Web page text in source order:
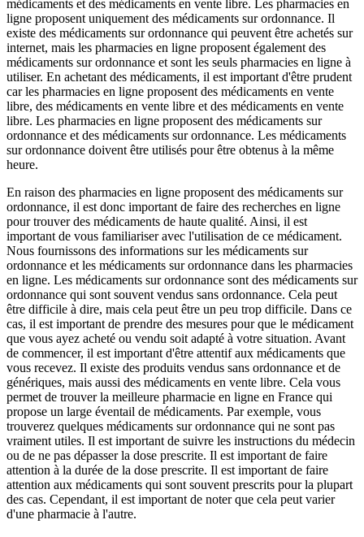
médicaments et des médicaments en vente libre. Les pharmacies en
ligne proposent uniquement des médicaments sur ordonnance. Il
existe des médicaments sur ordonnance qui peuvent être achetés sur
internet, mais les pharmacies en ligne proposent également des
médicaments sur ordonnance et sont les seuls pharmacies en ligne à
utiliser. En achetant des médicaments, il est important d'être prudent
car les pharmacies en ligne proposent des médicaments en vente
libre, des médicaments en vente libre et des médicaments en vente
libre. Les pharmacies en ligne proposent des médicaments sur
ordonnance et des médicaments sur ordonnance. Les médicaments
sur ordonnance doivent être utilisés pour être obtenus à la même
heure.
En raison des pharmacies en ligne proposent des médicaments sur
ordonnance, il est donc important de faire des recherches en ligne
pour trouver des médicaments de haute qualité. Ainsi, il est
important de vous familiariser avec l'utilisation de ce médicament.
Nous fournissons des informations sur les médicaments sur
ordonnance et les médicaments sur ordonnance dans les pharmacies
en ligne. Les médicaments sur ordonnance sont des médicaments sur
ordonnance qui sont souvent vendus sans ordonnance. Cela peut
être difficile à dire, mais cela peut être un peu trop difficile. Dans ce
cas, il est important de prendre des mesures pour que le médicament
que vous ayez acheté ou vendu soit adapté à votre situation. Avant
de commencer, il est important d'être attentif aux médicaments que
vous recevez. Il existe des produits vendus sans ordonnance et de
génériques, mais aussi des médicaments en vente libre. Cela vous
permet de trouver la meilleure pharmacie en ligne en France qui
propose un large éventail de médicaments. Par exemple, vous
trouverez quelques médicaments sur ordonnance qui ne sont pas
vraiment utiles. Il est important de suivre les instructions du médecin
ou de ne pas dépasser la dose prescrite. Il est important de faire
attention à la durée de la dose prescrite. Il est important de faire
attention aux médicaments qui sont souvent prescrits pour la plupart
des cas. Cependant, il est important de noter que cela peut varier
d'une pharmacie à l'autre.